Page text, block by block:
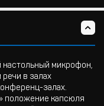
настольный микрофон,
в залах
залах.
положение капсюля